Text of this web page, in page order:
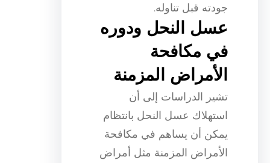
جودته قبل تناوله.
عسل النحل ودوره
في مكافحة
الأمراض المزمنة
تشير الدراسات إلى أن
استهلاك عسل النحل بانتظام
يمكن أن يساهم في مكافحة
الأمراض المزمنة مثل أمراض